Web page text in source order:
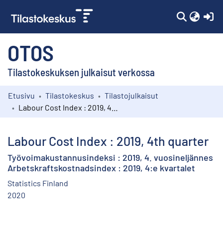
OTOS
Tilastokeskuksen julkaisut verkossa
Kokoelmat
Etusivu Tilastokeskus
Tilastojulkaisut
Labour Cost Index : 2019, 4th quarter
Työvoimakustannusindeksi : 2019, 4. vuosineljännes
Arbetskraftskostnadsindex : 2019, 4:e kvartalet
Statistics Finland
2020